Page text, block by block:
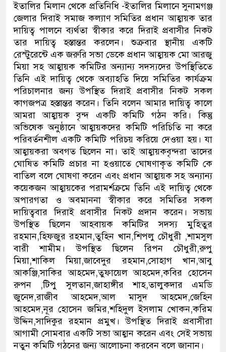
ইতালির মিলান থেকে প্রতিনিধি -ইতালির মিলানে সুনামগঞ্জ
জেলার দিরাই সমাজ কল্যাণ সমিতির প্রধান আহ্বায়ক তার
দায়িত্ব পালনে ব্যর্থতা স্বীকার করে দিরাই প্রবাসীর নিকট
তার দায়িত্ব হস্তান্তর করলেন। শুক্রবার স্থানীয় একটি
রেস্টুরেন্টে এক জরুরি সভা ডেকে প্রধান আহ্বায়ক মো আরজু
মিয়া সহ আহ্বায়ক কমিটির অন্যান্য সদস্যদের উপস্থিতিতে
তিনি এই দায়িত্ব থেকে অব্যাহতি দিয়ে সমিতির কার্যক্রম
পরিচালনার জন্য উপস্থিত দিরাই প্রবাসীর নিকট সকল
কাগজপত্র হস্তান্তর করেন। তিনি বলেন আমার দায়িত্ব কালে
আমরা আহ্বায়ক বৃন্দ একটি কমিটি গঠন করি। কিন্তু
অভিষেক অনুষ্ঠানে আহ্বায়কদের কমিটি পরিচিতি না করে
পরিবর্তনশীল একটি কমিটি পরিচয় করিয়ে দেওয়া হয়। যা
আহ্বায়করা অবগত ছিলেন না। তাই আহ্বায়কবৃন্দরা তাদের
ঘোষিত কমিটি প্রচার না হওয়াতে ঘোষণাকৃত কমিটি কে
বাতিল বলে ঘোষণা করেন এবং প্রধান আহ্বায়ক সহ অন্যান্য
কয়েকজন আহ্বায়কের পরামর্শক্রমে তিনি এই দায়িত্ব থেকে
অপারগতা ও অবমাননা স্বীকার করে সমিতির সকল
দায়িত্ববার দিরাই প্রবাসীর নিকট প্রদান করেন। সভায়
উপস্থিত ছিলেন আহবায়ক কমিটির সদস্য মুহিতুর
রহমান,হিফজুর রহমান,তুহিন খান,শিপলু চৌধুরী ,শামসুল
বারী শামীম। উপস্থিত ছিলেন রিপন চৌধুরী,রুপু
মিয়া,শাকিল মিয়া,জাবেদুর রহমান,সোহাগ খান,আবু
আকঞ্জি,সাকির আহমেদ,তুফায়েল আহমেদ,কবির হোসেন
রুপন ,টিপু সুলতান,জাহাঙ্গীর শাহ,তালুকদার এমডি
জুনেদ,রাজীব আহমেদ,আল মাসুদ আহমেদ,জেহিন
আহমেদ,নূর হোসেন জমির,শহিদুল ইসলাম খোকন,করিম
উদ্দিন,সাদিকুর রহমান প্রমুখ। উপস্থিত দিরাই প্রবাসীরা
আগামী সোমবার একটি সভা আহ্বান করেন এবং সেই সভায়
নতুন কমিটি গঠনের জন্য আলোচনা করবেন বলে জানান।